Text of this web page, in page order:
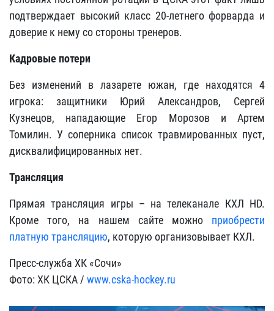
подтверждает высокий класс 20-летнего форварда и
доверие к нему со стороны тренеров.
Кадровые потери
Без изменений в лазарете южан, где находятся 4
игрока: защитники Юрий Александров, Сергей
Кузнецов, нападающие Егор Морозов и Артем
Томилин. У соперника список травмированных пуст,
дисквалифицированных нет.
Трансляция
Прямая трансляция игры – на телеканале КХЛ HD.
Кроме того, на нашем сайте можно приобрести
платную трансляцию, которую организовывает КХЛ.
Пресс-служба ХК «Сочи»
Фото: ХК ЦСКА / www.cska-hockey.ru